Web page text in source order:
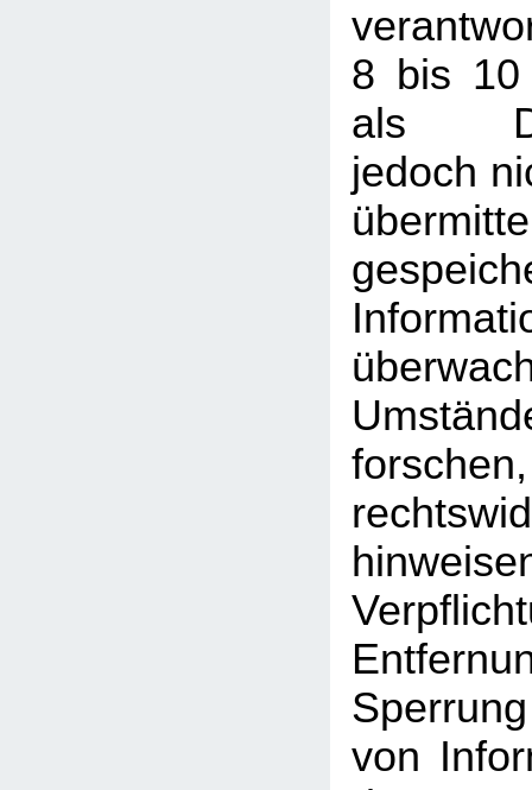
8 bis 10
als
jedoch
von